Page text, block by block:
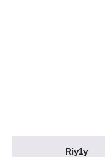
Riy1y